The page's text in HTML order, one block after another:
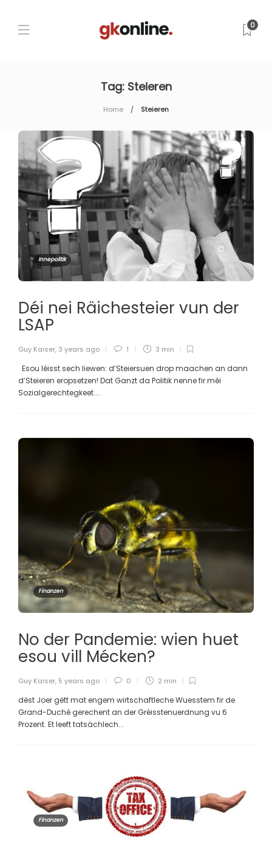
0
Tag: Steieren
Home Steieren
Innepolitik
Déi nei Räichesteier vun der
LSAP
Guy Kaiser, 3 years ago 1 3 min
Esou léisst sech liewen: d’Steiersuen drop maachen an dann
d’Steieren eropsetzen! Dat Ganzt da Politik nenne fir méi
Sozialgerechtegkeet....
Finanzen
No der Pandemie: wien huet
esou vill Mécken?
Guy Kaiser, 5 years ago 0 2 min
dëst Joer gëtt mat engem wirtschaftleche Wuesstem fir de
Grand-Duché gerechent an der Gréisstenuerdnung vu 6
Prozent. Et leeft tatsächlech...
Finanzen